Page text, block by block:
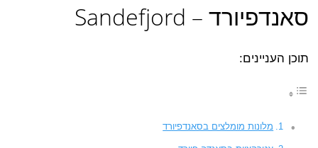
סאנדפיורד – Sandefjord
תוכן העניינים:
מלונות מומלצים בסאנדפיורד